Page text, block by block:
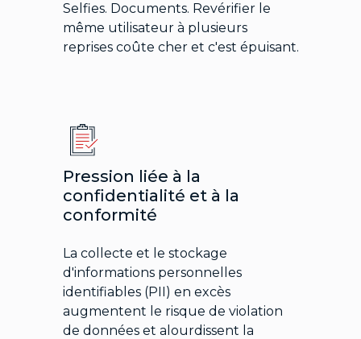
Selfies. Documents. Revérifier le
même utilisateur à plusieurs
reprises coûte cher et c'est épuisant.
Pression liée à la
confidentialité et à la
conformité
La collecte et le stockage
d'informations personnelles
identifiables (PII) en excès
augmentent le risque de violation
de données et alourdissent la